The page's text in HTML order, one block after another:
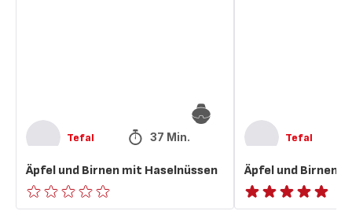
Tefal 37 Min.
Äpfel und Birnen mit Haselnüssen
ratings.0
Tefal
Äpfel und Birnen
ratings.NaN